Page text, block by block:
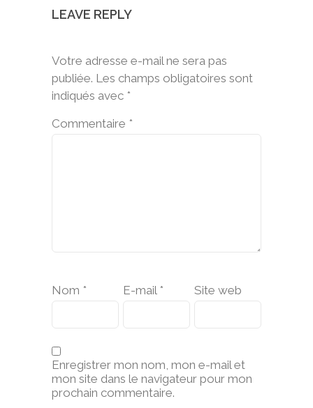
LEAVE REPLY
Votre adresse e-mail ne sera pas
publiée. Les champs obligatoires sont
indiqués avec *
Commentaire *
Nom * E-mail * Site web
Enregistrer mon nom, mon e-mail et
mon site dans le navigateur pour mon
prochain commentaire.